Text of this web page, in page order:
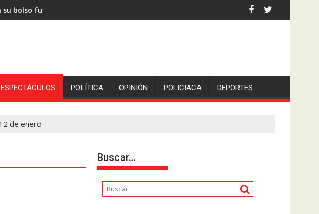
bolso fue sorprendida por asaltantes
ESPECTÁCULOS POLÍTICA OPINIÓN POLICIACA DEPORTES
de enero
Buscar…